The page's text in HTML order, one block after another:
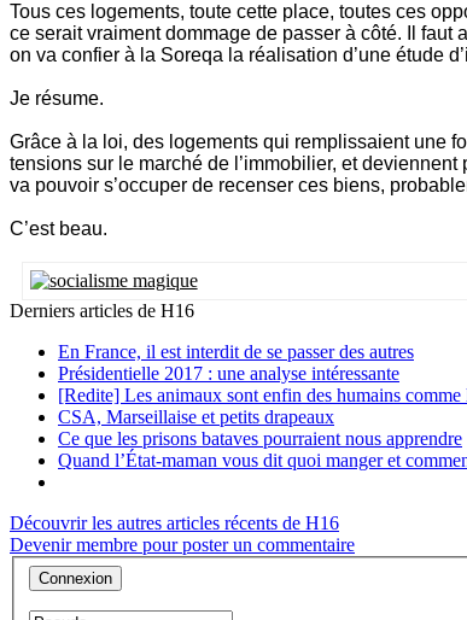
Tous ces logements, toute cette place, toutes ces
ce serait vraiment dommage de passer à côté. Il
on va confier à la Soreqa la réalisation d’une étude
Je résume.
Grâce à la loi, des logements qui remplissaient une
tensions sur le marché de l’immobilier, et
va pouvoir s’occuper de recenser ces biens,
C’est beau.
Derniers articles de H16
En France, il est interdit de se passer des autres
Présidentielle 2017 : une analyse intéressante
[Redite] Les animaux sont enfin des humains comme
CSA, Marseillaise et petits drapeaux
Ce que les prisons bataves pourraient nous apprendre
Quand l’État-maman vous dit quoi manger et
Découvrir les autres articles récents de H16
Devenir membre pour poster un commentaire